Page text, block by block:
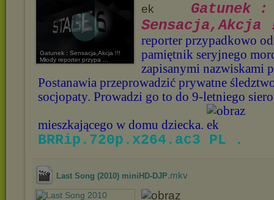
Gatunek : Sensacja,Akcja !!!
Młody reporter przypa ...
Gatunek :
reporter przypadkowo
pamiętnik seryjnego
zapisanymi nazwiskami
Postanawia przeprowadzić prywatne
socjopaty. Prowadzi go to do 9-letniego
mieszkającego w domu dziecka.
BRRip.720p.x264.ac3 PL .
Last Song (2010) miniHD-DJP.mkv